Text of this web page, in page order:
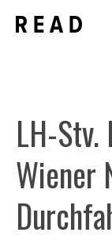
Inhalt
LH-Stv.
Wiener